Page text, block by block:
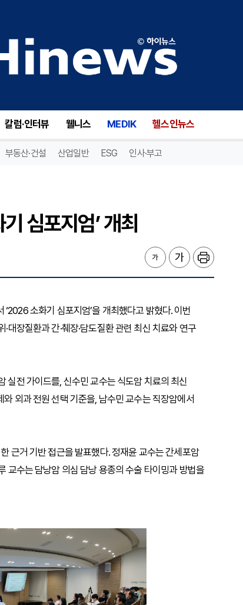
칼럼·인터뷰 웰니스 MEDIK 헬스인뉴스
부동산·건설 산업일반 ESG 인사·부고
심포지엄’ 개최
소화기 심포지엄’을 개최했다고 밝혔다. 이번
대장질환과 간·췌장·담도질환 관련 최신 치료와 연구
실전 가이드를, 신수민 교수는 식도암 치료의 최신
외과 전원 선택 기준을, 남수민 교수는 직장암에서
근거 기반 접근을 발표했다. 정재윤 교수는 간세포암
교수는 담낭암 의심 담낭 용종의 수술 타이밍과 방법을